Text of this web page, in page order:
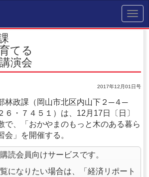
てる
演会
2017年12月01日号
林政課（岡山市北区内山下２─４─
６・７４５１）は、12月17日〔日〕
で、「おかやまのもっと木のある暮ら
」を開催する。
読会員向けサービスです。
になりたい場合は、「経済リポート